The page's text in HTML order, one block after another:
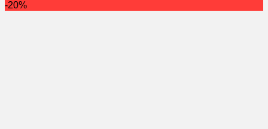
195.00 ฿.156.00 ฿.
-20%